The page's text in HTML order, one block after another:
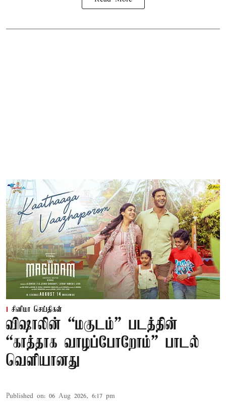
சினிமா செய்திகள்
விஷாலின் “மகுடம்” படத்தின்
“காத்தாக வாழப்போறோம்” பாடல்
வெளியானது
Published on: 06 Aug 2026, 6:17 pm